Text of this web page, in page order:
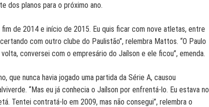
dos planos para o próximo ano.
de 2014 e início de 2015. Eu quis ficar com nove atletas, entre
com outro clube do Paulistão”, relembra Mattos. “O Paulo
conversei com o empresário do Jaílson e ele ficou”, emenda.
que nunca havia jogado uma partida da Série A, causou
“Mas eu já conhecia o Jaílson por enfrentá-lo. Eu estava no
Tentei contratá-lo em 2009, mas não consegui”, relembra o